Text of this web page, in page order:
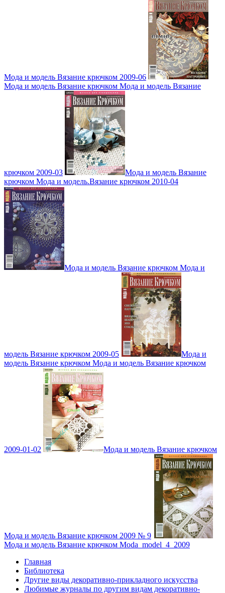
Мода и модель Вязание крючком 2009-06
Мода и модель Вязание крючком Мода и модель Вязание
крючком 2009-03
Мода и модель Вязание
крючком Мода и модель.Вязание крючком 2010-04
Мода и модель Вязание крючком Мода и
модель Вязание крючком 2009-05
Мода и
модель Вязание крючком Мода и модель Вязание крючком
2009-01-02 Мода и модель Вязание крючком
Мода и модель Вязание крючком 2009 № 9
Мода и модель Вязание крючком Moda_model_4_2009
Главная
Библиотека
Другие виды декоративно-прикладного искусства
Любимые журналы по другим видам декоративно-